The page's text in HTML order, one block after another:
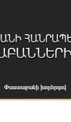
Փաստաբանի խորհրդով